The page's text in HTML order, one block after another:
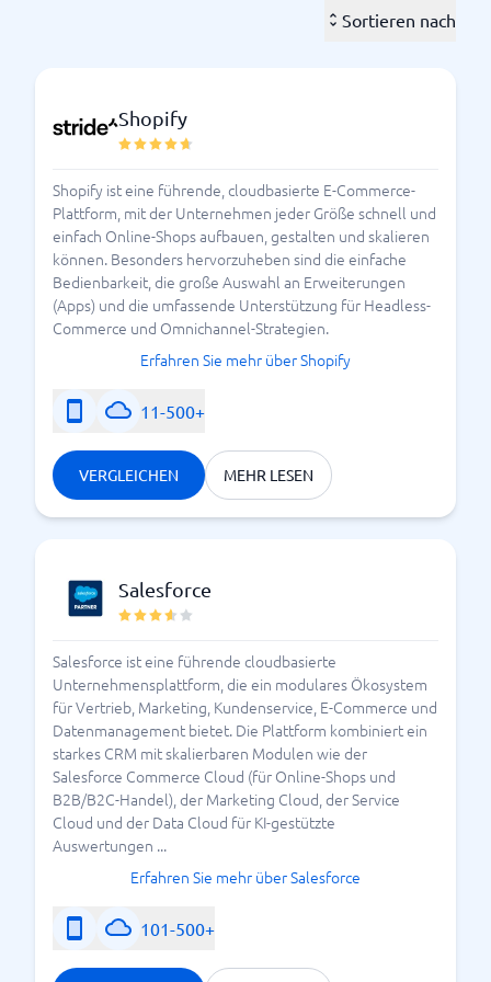
bedeutet die Trennung das Erscheinungsbild des
digitalen Ladens von den Geschäftsprozessen
dahinter stehenden Funktionen selbst anpassen und
fühlen sich so nicht Sie sich eingesperrt. Sie können
es wählenbeste E-Commerce-Plattform für
Zahlungen, den besten den Content-Management-
Anbieter. Und so weiter.
Wie Sie sehen können, gibt es viel zu entscheiden,
Sie die beste Webshop-Plattform
spezielles Unternehmen auswählen. Sich ganz auf das
Aussehen zu konzentrieren, kann einfach sein, aber
die Geschäftslogik dahinter und die
Benutzerfreundlichkeit sind unglaublich wichtig,
damit alles optimal funktioniert. Es braucht Zeit und
Hausaufgaben -lesen Sie sich ein, schreiben Sie ein
Pflichtenheft, legen Sie ein Budget fest und
Sie eventuell verzichten können.Vergleichen Sie E-
Commerce-Plattformen und wählen Sie den besten
Anbieter nach Ihren Bedürfnisse und Anforderungen.
Was sollte ich bei der Auswahl
einer E-Commerce-Plattform
beachten?
Entscheidung, die Sie im Handumdrehen treffen
Sortieren nach
Shopify
Shopify ist eine führende, cloudbasierte E-Commerce-
Plattform, mit der Unternehmen jeder Größe schnell und
einfach Online-Shops aufbauen, gestalten und skalieren
können. Besonders hervorzuheben sind die einfache
Bedienbarkeit, die große Auswahl an Erweiterungen
(Apps) und die umfassende Unterstützung für Headless-
Commerce und Omnichannel-Strategien.
Erfahren Sie mehr über Shopify
11-500+
VERGLEICHEN MEHR LESEN
Salesforce
Salesforce ist eine führende cloudbasierte
Unternehmensplattform, die ein modulares Ökosystem
für Vertrieb, Marketing, Kundenservice, E-Commerce und
Datenmanagement bietet. Die Plattform kombiniert ein
starkes CRM mit skalierbaren Modulen wie der
Salesforce Commerce Cloud (für Online-Shops und
B2B/B2C-Handel), der Marketing Cloud, der Service
Cloud und der Data Cloud für KI-gestützte
Auswertungen ...
Erfahren Sie mehr über Salesforce
101-500+